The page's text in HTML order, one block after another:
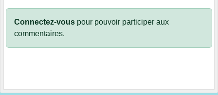
Connectez-vous pour pouvoir participer aux
commentaires.